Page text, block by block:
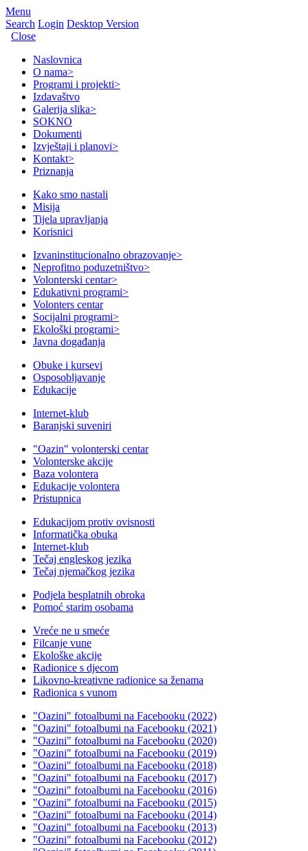
Menu
Search Login Desktop Version
Close
Naslovnica
O nama>
Programi i projekti>
Izdavaštvo
Galerija slika>
SOKNO
Dokumenti
Izvještaji i planovi>
Kontakt>
Priznanja
Kako smo nastali
Misija
Tijela upravljanja
Korisnici
Izvaninstitucionalno obrazovanje>
Neprofitno poduzetništvo>
Volonterski centar>
Edukativni programi>
Volonters centar
Socijalni programi>
Ekološki programi>
Javna događanja
Obuke i kursevi
Osposobljavanje
Edukacije
Internet-klub
Baranjski suveniri
"Oazin" volonterski centar
Volonterske akcije
Baza volontera
Edukacije volontera
Pristupnica
Edukacijom protiv ovisnosti
Informatička obuka
Internet-klub
Tečaj engleskog jezika
Tečaj njemačkog jezika
Podjela besplatnih obroka
Pomoć starim osobama
Vreće ne u smeće
Filcanje vune
Ekološke akcije
Radionice s djecom
Likovno-kreativne radionice sa ženama
Radionica s vunom
"Oazini" fotoalbumi na Facebooku (2022)
"Oazini" fotoalbumi na Facebooku (2021)
"Oazini" fotoalbumi na Facebooku (2020)
"Oazini" fotoalbumi na Facebooku (2019)
"Oazini" fotoalbumi na Facebooku (2018)
"Oazini" fotoalbumi na Facebooku (2017)
"Oazini" fotoalbumi na Facebooku (2016)
"Oazini" fotoalbumi na Facebooku (2015)
"Oazini" fotoalbumi na Facebooku (2014)
"Oazini" fotoalbumi na Facebooku (2013)
"Oazini" fotoalbumi na Facebooku (2012)